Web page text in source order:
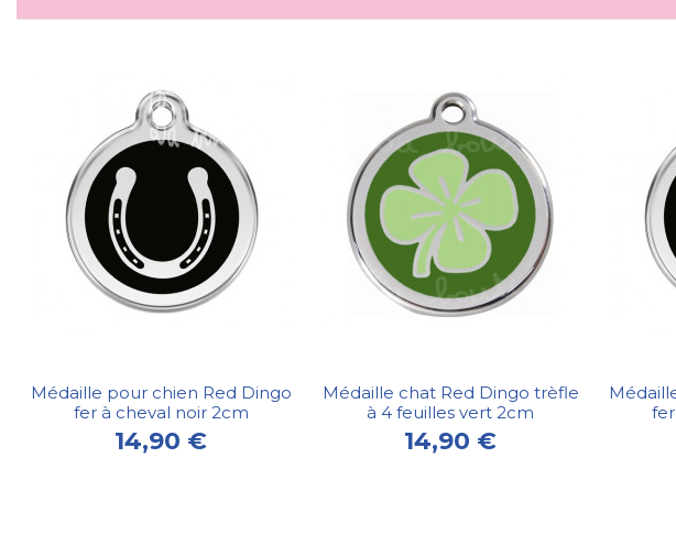
Médaille pour chien Red Dingo
fer à cheval noir 2cm
14,90 €
Médaille chat Red Dingo trèfle
à 4 feuilles vert 2cm
14,90 €